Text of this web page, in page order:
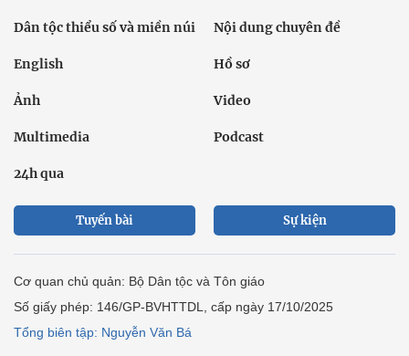
Dân tộc thiểu số và miền núi Nội dung chuyên đề
English Hồ sơ
Ảnh Video
Multimedia Podcast
24h qua
Tuyến bài Sự kiện
Cơ quan chủ quản: Bộ Dân tộc và Tôn giáo
Số giấy phép: 146/GP-BVHTTDL, cấp ngày 17/10/2025
Tổng biên tập: Nguyễn Văn Bá